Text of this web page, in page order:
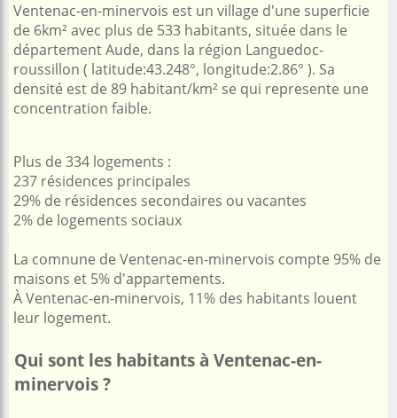
Ventenac-en-minervois est un village d'une superficie
de 6km² avec plus de 533 habitants, située dans le
département Aude, dans la région Languedoc-
roussillon ( latitude:43.248°, longitude:2.86° ). Sa
densité est de 89 habitant/km² se qui represente une
concentration faible.
Plus de 334 logements :
237 résidences principales
29% de résidences secondaires ou vacantes
2% de logements sociaux
La comnune de Ventenac-en-minervois compte 95% de
maisons et 5% d'appartements.
À Ventenac-en-minervois, 11% des habitants louent
leur logement.
Qui sont les habitants à Ventenac-en-
minervois ?